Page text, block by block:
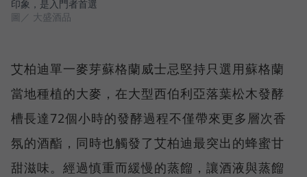
印象，是入門者首選
圖／ 大盛酒品
艾柏迪單一麥芽蘇格蘭威士忌堅持只選用蘇格蘭
當地種植的大麥，在大型西伯利亞落葉松木發酵
槽長達72個小時的發酵過程不僅帶來更多層次香
氛的酒酯，同時也觸發了艾柏迪最突出的蜂蜜甘
甜滋味。經過慎重而緩慢的蒸餾，讓酒液與蒸餾